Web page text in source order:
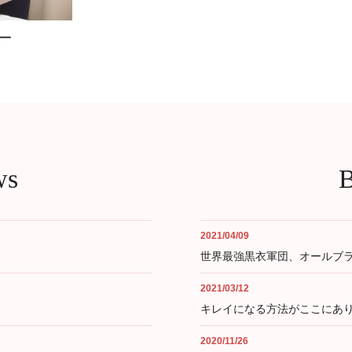
2021/04/09
世界最強黒衣軍団、オールブ
2021/03/12
キレイになる方法がここにあ
2020/11/26